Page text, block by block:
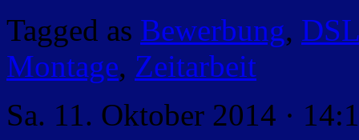
Tagged as Bewerbung,
Montage, Zeitarbeit
Sa. 11. Oktober 2014 ·